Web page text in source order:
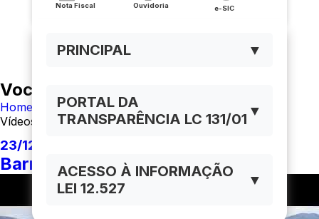
Nota Fiscal Ouvidoria e-SIC
PRINCIPAL ▼
PORTAL DA
TRANSPARÊNCIA LC 131/01 ▼
ACESSO À INFORMAÇÃO
LEI 12.527
▼
Você está navegando em:
Home
Vídeos
23/12/2022
Barragem do Zabumbão